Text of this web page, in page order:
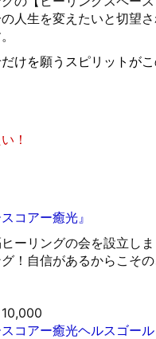
人生を変えたいと切望
けを願うスピリットが
い！
コアー癒光』
ーリングの会を設立しま
！自信があるからこそ
コアー癒光ヘルスゴール